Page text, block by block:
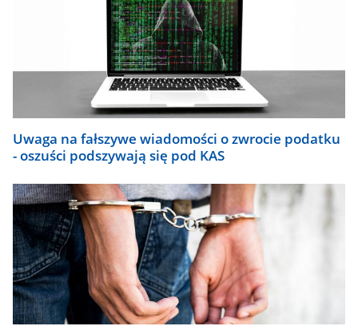
zaktualizują
automatycznie.
Uwaga na fałszywe wiadomości o zwrocie podatku
- oszuści podszywają się pod KAS